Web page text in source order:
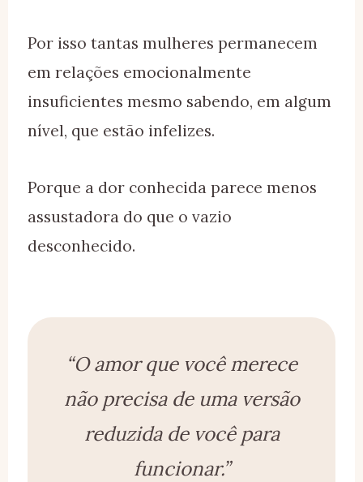
Por isso tantas mulheres permanecem
em relações emocionalmente
insuficientes mesmo sabendo, em algum
nível, que estão infelizes.
Porque a dor conhecida parece menos
assustadora do que o vazio
desconhecido.
“O amor que você merece
não precisa de uma versão
reduzida de você para
funcionar.”